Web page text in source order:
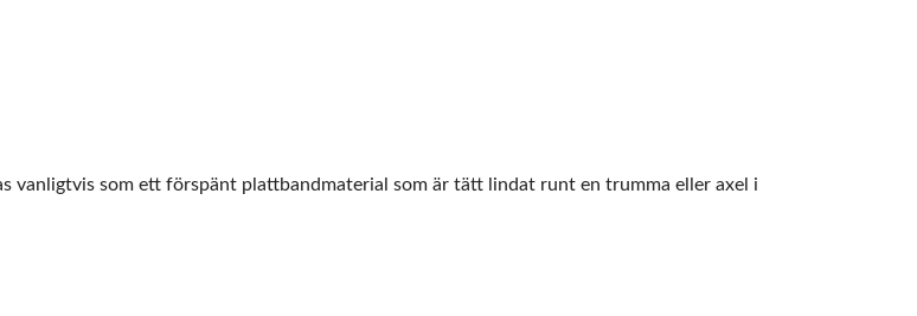
vanligtvis som ett förspänt plattbandmaterial som är tätt lindat runt en trumma eller axel i